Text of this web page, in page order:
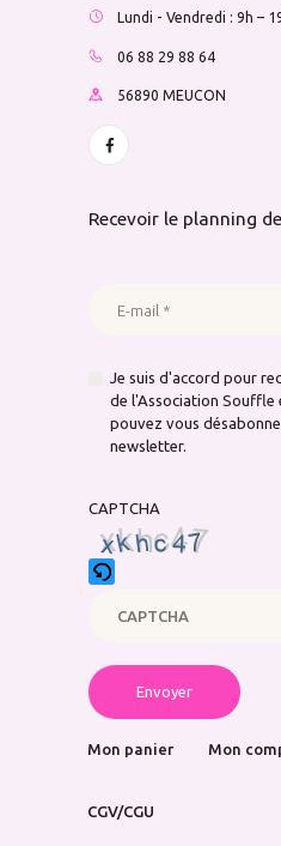
Lundi - Vendredi : 9h –
06 88 29 88 64
56890 MEUCON
Recevoir le planning
Je suis d'accord pour
de l'Association Souffle
pouvez vous
newsletter.
CAPTCHA
enter
the
the
Mon panier Mon
CGV/CGU